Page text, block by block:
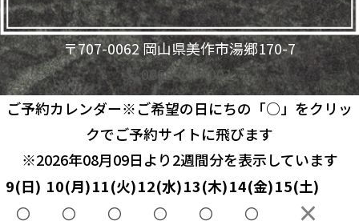
〒707-0062 岡山県美作市湯郷170-7
0868-75-4001
アクセス
お問い合わせ
© 2026 BELLEZZA湯郷 All Rights Reserved.
ご予約カレンダー※ご希望の日にちの「○」をクリッ
クでご予約サイトに飛びます
※2026年08月09日より2週間分を表示しています
9(日) 10(月)11(火)12(水)13(木)14(金)15(土)
〇
〇 〇 〇 〇 〇 ×